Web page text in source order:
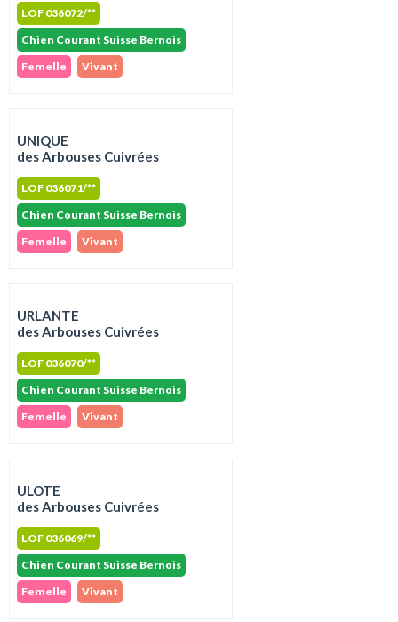
LOF 036072/**
Chien Courant Suisse Bernois
Femelle
Vivant
UNIQUE
des Arbouses Cuivrées
LOF 036071/**
Chien Courant Suisse Bernois
Femelle
Vivant
URLANTE
des Arbouses Cuivrées
LOF 036070/**
Chien Courant Suisse Bernois
Femelle
Vivant
ULOTE
des Arbouses Cuivrées
LOF 036069/**
Chien Courant Suisse Bernois
Femelle
Vivant